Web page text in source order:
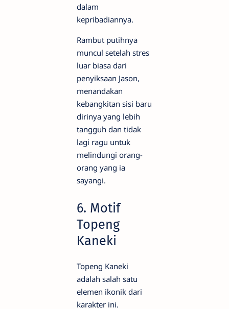
dalam
kepribadiannya.
Rambut putihnya
muncul setelah stres
luar biasa dari
penyiksaan Jason,
menandakan
kebangkitan sisi baru
dirinya yang lebih
tangguh dan tidak
lagi ragu untuk
melindungi orang-
orang yang ia
sayangi.
6. Motif
Topeng
Kaneki
Topeng Kaneki
adalah salah satu
elemen ikonik dari
karakter ini.